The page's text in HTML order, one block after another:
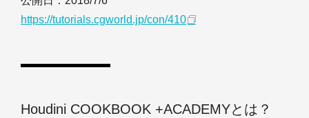
https://tutorials.cgworld.jp/con/410
Houdini COOKBOOK +ACADEMYとは？